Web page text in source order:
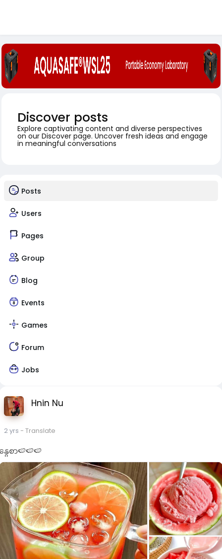
Discover posts
Explore captivating content and diverse perspectives
on our Discover page. Uncover fresh ideas and engage
in meaningful conversations
Posts
Users
Pages
Group
Blog
Events
Games
Forum
Jobs
Hnin Nu
2 yrs - Translate
ေစာ🍉🍉🍉